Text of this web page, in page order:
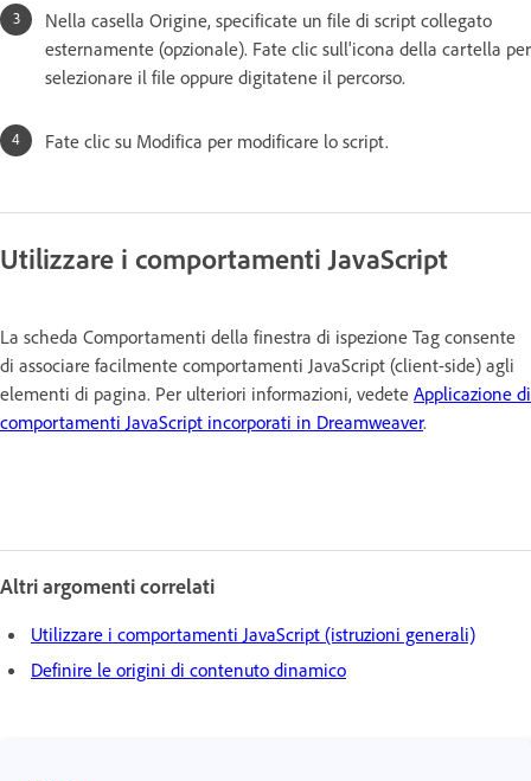
Nella casella Origine, specificate un file di script collegato
esternamente (opzionale). Fate clic sull'icona della cartella per
selezionare il file oppure digitatene il percorso.
Fate clic su Modifica per modificare lo script.
Utilizzare i comportamenti JavaScript
La scheda Comportamenti della finestra di ispezione Tag consente
di associare facilmente comportamenti JavaScript (client-side) agli
elementi di pagina. Per ulteriori informazioni, vedete Applicazione di
comportamenti JavaScript incorporati in Dreamweaver.
Altri argomenti correlati
Utilizzare i comportamenti JavaScript (istruzioni generali)
Definire le origini di contenuto dinamico